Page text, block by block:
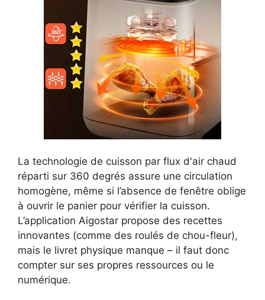
La technologie de cuisson par flux d'air chaud
réparti sur 360 degrés assure une circulation
homogène, même si l’absence de fenêtre oblige
à ouvrir le panier pour vérifier la cuisson.
L’application Aigostar propose des recettes
innovantes (comme des roulés de chou-fleur),
mais le livret physique manque – il faut donc
compter sur ses propres ressources ou le
numérique.